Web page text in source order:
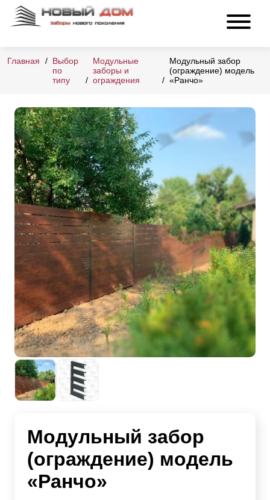
Главная
Выбор
по
типу
Модульные
заборы и
ограждения
Модульный забор
(ограждение) модель
«Ранчо»
Модульный забор
(ограждение) модель
«Ранчо»